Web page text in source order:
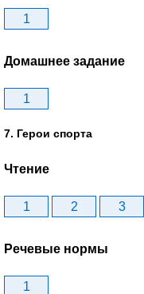
1
Домашнее задание
1
7. Герои спорта
Чтение
1 2 3
Речевые нормы
1